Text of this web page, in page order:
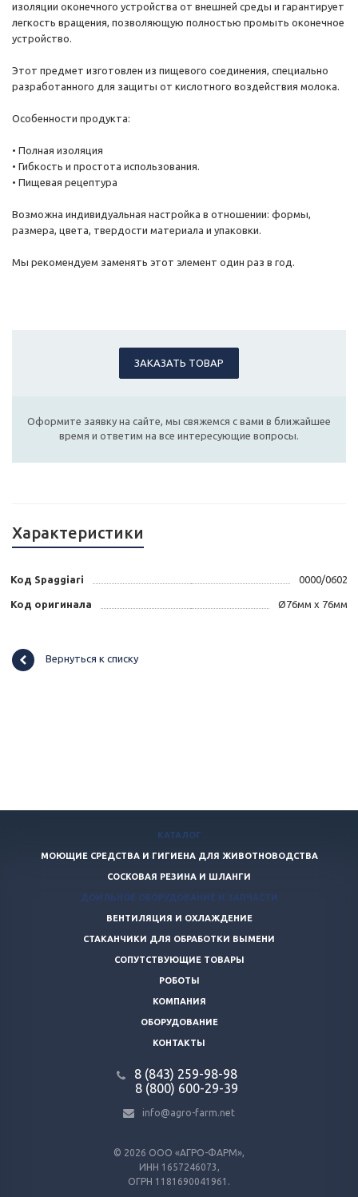
изоляции оконечного устройства от внешней среды и гарантирует
легкость вращения, позволяющую полностью промыть оконечное
устройство.
Этот предмет изготовлен из пищевого соединения, специально
разработанного для защиты от кислотного воздействия молока.
Особенности продукта:
• Полная изоляция
• Гибкость и простота использования.
• Пищевая рецептура
Возможна индивидуальная настройка в отношении: формы,
размера, цвета, твердости материала и упаковки.
Мы рекомендуем заменять этот элемент один раз в год.
ЗАКАЗАТЬ ТОВАР
Оформите заявку на сайте, мы свяжемся с вами в ближайшее
время и ответим на все интересующие вопросы.
Характеристики
Код Spaggiari 0000/0602
Код оригинала Ø76мм x 76мм
Вернуться к списку
© 2026 ООО «АГРО-ФАРМ»,
ИНН 1657246073,
ОГРН 1181690041961.
КАТАЛОГ
МОЮЩИЕ СРЕДСТВА И ГИГИЕНА ДЛЯ ЖИВОТНОВОДСТВА
СОСКОВАЯ РЕЗИНА И ШЛАНГИ
ДОИЛЬНОЕ ОБОРУДОВАНИЕ И ЗАПЧАСТИ
ВЕНТИЛЯЦИЯ И ОХЛАЖДЕНИЕ
СТАКАНЧИКИ ДЛЯ ОБРАБОТКИ ВЫМЕНИ
СОПУТСТВУЮЩИЕ ТОВАРЫ
РОБОТЫ
КОМПАНИЯ
ОБОРУДОВАНИЕ
КОНТАКТЫ
8 (843) 259-98-98
8 (800) 600-29-39
info@agro-farm.net